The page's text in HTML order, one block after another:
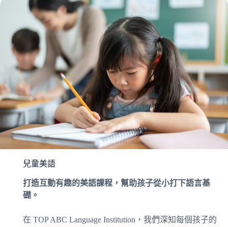
兒童美語
打造互動有趣的美語課程，幫助孩子從小打下語言基
礎。
在 TOP ABC Language Institution，我們深知每個孩子的